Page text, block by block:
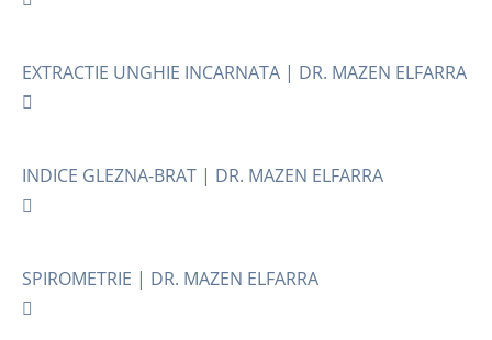
EXTRACTIE UNGHIE INCARNATA | DR. MAZEN ELFARRA
INDICE GLEZNA-BRAT | DR. MAZEN ELFARRA
SPIROMETRIE | DR. MAZEN ELFARRA